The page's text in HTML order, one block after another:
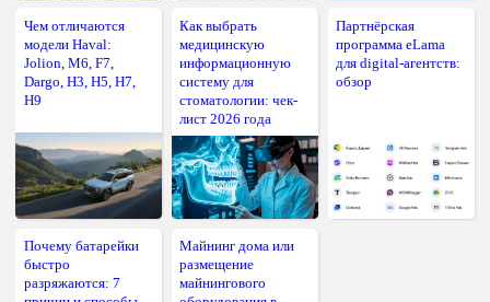
Чем отличаются
модели Haval:
Jolion, M6, F7,
Dargo, H3, H5, H7,
H9
Как выбрать
медицинскую
информационную
систему для
стоматологии: чек-
лист 2026 года
Партнёрская
программа eLama
для digital-агентств:
обзор
Почему батарейки
быстро
разряжаются: 7
Майнинг дома или
размещение
майнингового